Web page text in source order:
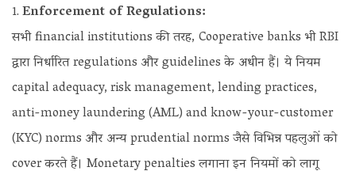
Enforcement of Regulations:
सभी financial institutions की तरह, Cooperative banks भी RBI
द्वारा निर्धारित regulations और guidelines के अधीन हैं। ये नियम
capital adequacy, risk management, lending practices,
anti-money laundering (AML) and know-your-customer
(KYC) norms और अन्य prudential norms जैसे विभिन्न पहलुओं को
cover करते हैं। Monetary penalties लगाना इन नियमों को लागू